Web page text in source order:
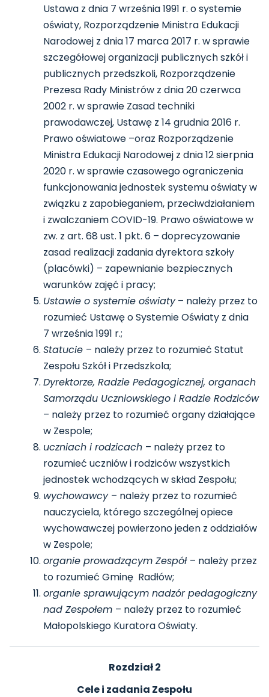
Ustawa z dnia 7 września 1991 r. o systemie
oświaty, Rozporządzenie Ministra Edukacji
Narodowej z dnia 17 marca 2017 r. w sprawie
szczegółowej organizacji publicznych szkół i
publicznych przedszkoli, Rozporządzenie
Prezesa Rady Ministrów z dnia 20 czerwca
2002 r. w sprawie Zasad techniki
prawodawczej, Ustawę z 14 grudnia 2016 r.
Prawo oświatowe –oraz Rozporządzenie
Ministra Edukacji Narodowej z dnia 12 sierpnia
2020 r. w sprawie czasowego ograniczenia
funkcjonowania jednostek systemu oświaty w
związku z zapobieganiem, przeciwdziałaniem
i zwalczaniem COVID-19. Prawo oświatowe w
zw. z art. 68 ust. 1 pkt. 6 – doprecyzowanie
zasad realizacji zadania dyrektora szkoły
(placówki) – zapewnianie bezpiecznych
warunków zajęć i pracy;
Ustawie o systemie oświaty– należy przez to
rozumieć Ustawę o Systemie Oświaty z dnia
7 września 1991 r.;
Statucie – należy przez to rozumieć Statut
Zespołu Szkół i Przedszkola;
Dyrektorze, Radzie Pedagogicznej, organach
Samorządu Uczniowskiego i Radzie Rodziców
– należy przez to rozumieć organy działające
w Zespole;
uczniach i rodzicach – należy przez to
rozumieć uczniów i rodziców wszystkich
jednostek wchodzących w skład Zespołu;
wychowawcy – należy przez to rozumieć
nauczyciela, którego szczególnej opiece
wychowawczej powierzono jeden z oddziałów
w Zespole;
organie prowadzącym Zespół – należy przez
to rozumieć Gminę Radłów;
organie sprawującym nadzór pedagogiczny
nad Zespołem – należy przez to rozumieć
Małopolskiego Kuratora Oświaty.
Rozdział 2
Cele i zadania Zespołu